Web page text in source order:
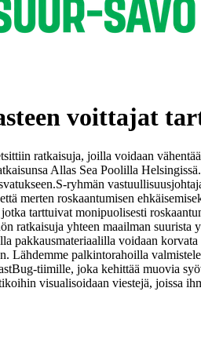
voittajat
ratkaisuja, joilla voidaan
Allas Sea Poolilla
S-ryhmän
merten roskaantumisen
tarttuivat monipuolisesti
ratkaisuja yhteen maailman
pakkausmateriaalilla voidaan
Lähdemme palkintorahoilla
tiimille, joka kehittää muovia
visualisoidaan viestejä, joissa